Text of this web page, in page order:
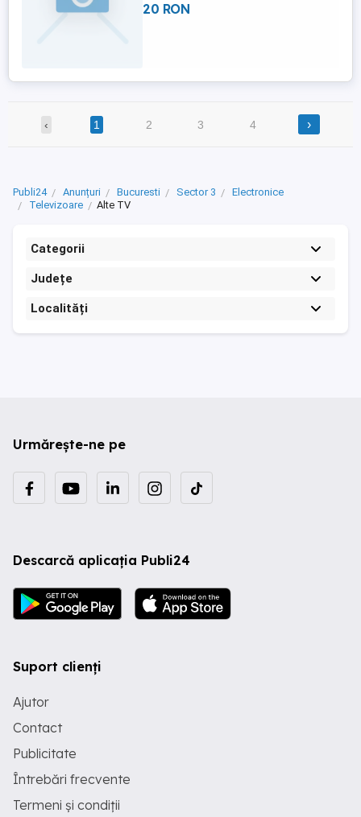
20 RON
‹ 1 2 3 4 ›
Publi24 Anunțuri Bucuresti Sector 3
Electronice
Televizoare
Alte TV
Categorii
Județe
Localități
Urmărește-ne pe
Descarcă aplicația Publi24
Suport clienți
Ajutor
Contact
Publicitate
Întrebări frecvente
Termeni și condiții